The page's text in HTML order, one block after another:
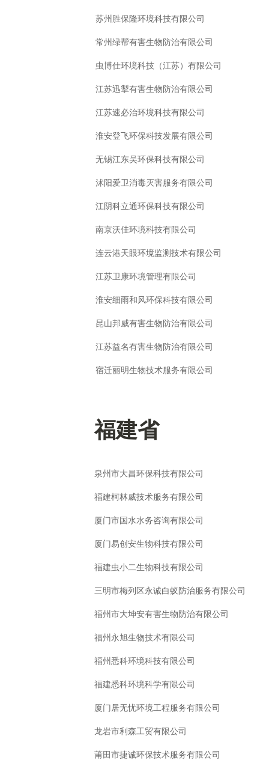
苏州胜保隆环境科技有限公司
常州绿帮有害生物防治有限公司
虫博仕环境科技（江苏）有限公司
江苏迅掣有害生物防治有限公司
江苏速必治环境科技有限公司
淮安登飞环保科技发展有限公司
无锡江东吴环保科技有限公司
沭阳爱卫消毒灭害服务有限公司
江阴科立通环保科技有限公司
南京沃佳环境科技有限公司
连云港天眼环境监测技术有限公司
江苏卫康环境管理有限公司
淮安细雨和风环保科技有限公司
昆山邦威有害生物防治有限公司
江苏益名有害生物防治有限公司
宿迁丽明生物技术服务有限公司
福建省
泉州市大昌环保科技有限公司
福建柯林威技术服务有限公司
厦门市国水水务咨询有限公司
厦门易创安生物科技有限公司
福建虫小二生物科技有限公司
三明市梅列区永诚白蚁防治服务有限公司
福州市大坤安有害生物防治有限公司
福州永旭生物技术有限公司
福州悉科环境科技有限公司
福建悉科环境科学有限公司
厦门居无忧环境工程服务有限公司
龙岩市利森工贸有限公司
莆田市捷诚环保技术服务有限公司